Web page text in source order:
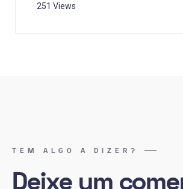
251 Views
TEM ALGO A DIZER?